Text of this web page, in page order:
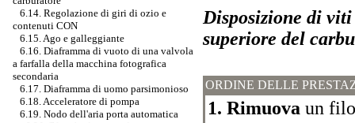
6.14. Regolazione di giri di ozio e
contenuti CON
6.15. Ago e galleggiante
6.16. Diaframma di vuoto di una valvola
a farfalla della macchina fotografica
secondaria
6.17. Diaframma di uomo parsimonioso
6.18. Acceleratore di pompa
6.19. Nodo dell'aria porta automatica
Disposizione di
superiore del
ORDINE DELLE
1. Rimuova un